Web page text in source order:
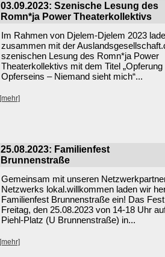
03.09.2023: Szenische Lesung des
Romn*ja Power Theaterkollektivs
Im Rahmen von Djelem-Djelem 2023
zusammen mit der
szenischen Lesung des Romn*ja Power
Theaterkollektivs mit dem Titel „Opferung
Opferseins – Niemand sieht mich“...
[mehr]
25.08.2023: Familienfest
Brunnenstraße
Gemeinsam mit unseren
Netzwerks lokal.willkommen laden wir
Familienfest Brunnenstraße ein! Das
Freitag, den 25.08.2023 von 14-18 Uhr
Piehl-Platz (U Brunnenstraße) in...
[mehr]